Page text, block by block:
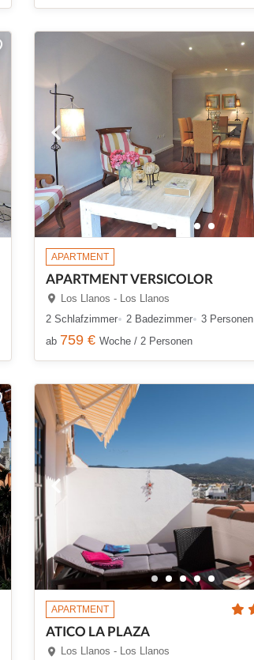
APARTMENT
APARTMENT VERSICOLOR
Los Llanos - Los Llanos
2 Schlafzimmer
2 Badezimmer
3 Personen
ab 759 € Woche / 2 Personen
APARTMENT
ATICO LA PLAZA
Los Llanos - Los Llanos